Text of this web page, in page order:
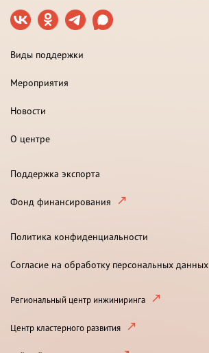
Виды поддержки
Мероприятия
Новости
О центре
Поддержка экспорта
Фонд финансирования
Политика конфиденциальности
Согласие на обработку персональных данных
Региональный центр инжиниринга
Центр кластерного развития